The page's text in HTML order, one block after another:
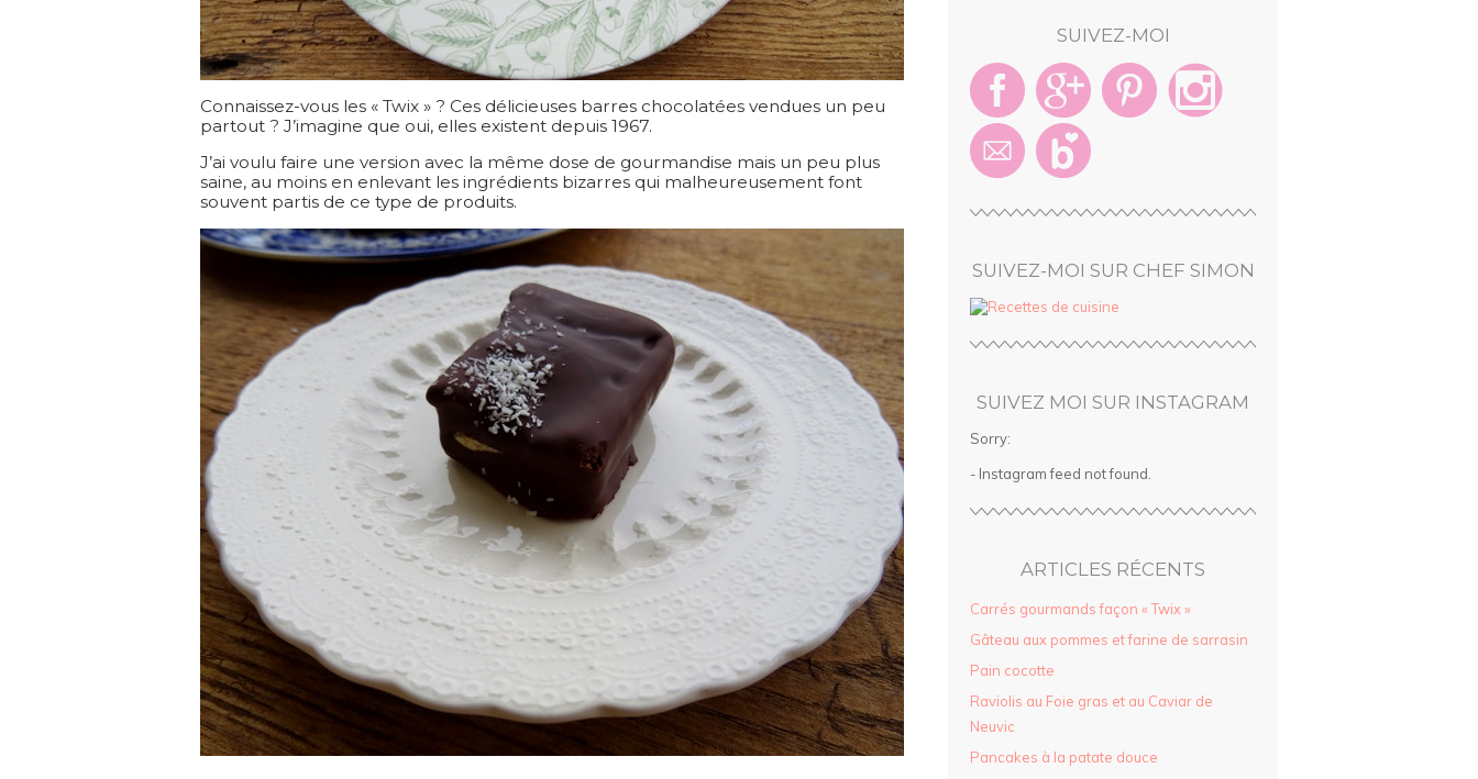
Connaissez-vous les « Twix » ? Ces délicieuses barres chocolatées vendues un peu
partout ? J’imagine que oui, elles existent depuis 1967.
J’ai voulu faire une version avec la même dose de gourmandise mais un peu plus
saine, au moins en enlevant les ingrédients bizarres qui malheureusement font
souvent partis de ce type de produits.
SUIVEZ-MOI
SUIVEZ-MOI SUR CHEF SIMON
SUIVEZ MOI SUR INSTAGRAM
Sorry:
- Instagram feed not found.
ARTICLES RÉCENTS
Carrés gourmands façon « Twix »
Gâteau aux pommes et farine de sarrasin
Pain cocotte
Raviolis au Foie gras et au Caviar de
Neuvic
Pancakes à la patate douce